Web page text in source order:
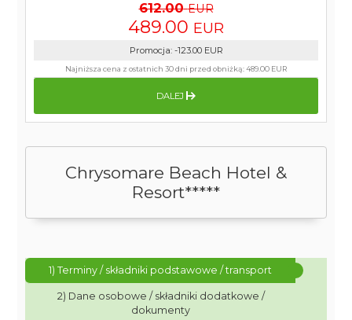
Chrysomare Beach Hotel &
Resort*****
1) Terminy / składniki podstawowe / transport
2) Dane osobowe / składniki dodatkowe /
dokumenty
612.00 EUR
489.00 EUR
Promocja: -123.00 EUR
Najniższa cena z ostatnich 30 dni przed obniżką:489.00 EUR
DALEJ